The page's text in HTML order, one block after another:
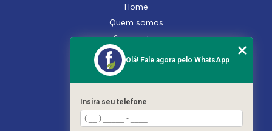
Home
Quem somos
Segmentos
Serviços
Produtos
Contato
Categorias
Mapa do site
Olá! Fale agora pelo WhatsApp
Insira seu telefone